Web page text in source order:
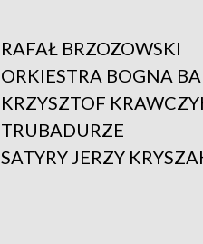
RAFAŁ BRZOZOWSKI
ORKIESTRA BOGNA
KRZYSZTOF
TRUBADURZE
SATYRY JERZY